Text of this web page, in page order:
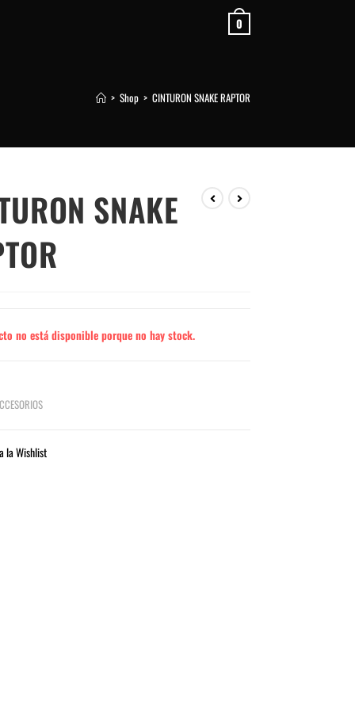
0
> Shop > CINTURON SNAKE RAPTOR
SNAKE
no está disponible porque no hay stock.
la Wishlist